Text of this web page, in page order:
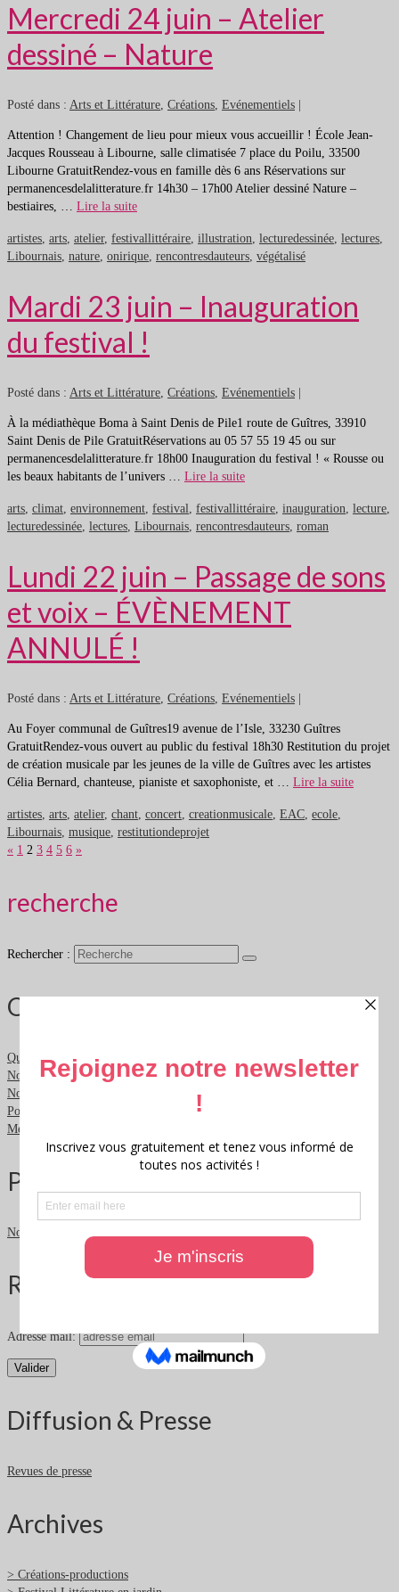
Mercredi 24 juin – Atelier
dessiné – Nature
Posté dans : Arts et Littérature Créations Evénementiels |
Attention ! Changement de lieu pour mieux vous accueillir ! École Jean-
Jacques Rousseau à Libourne, salle climatisée 7 place du Poilu, 33500
Libourne GratuitRendez-vous en famille dès 6 ans Réservations sur
permanencesdelalitterature.fr 14h30 – 17h00 Atelier dessiné Nature –
bestiaires, … Lire la suite
artistes arts atelier, festivallittéraire illustration lecturedessinée lectures
Libournais nature onirique rencontresdauteurs végétalisé
Mardi 23 juin – Inauguration
du festival !
Posté dans : Arts et Littérature Créations Evénementiels
À la médiathèque Boma à Saint Denis de Pile1 route de Guîtres, 33910
Saint Denis de Pile GratuitRéservations au 05 57 55 19 45 ou sur
permanencesdelalitterature.fr 18h00 Inauguration du festival ! « Rousse ou
les beaux habitants de l’univers … Lire la suite
arts climat environnement festival festivallittéraire inauguration lecture
lecturedessinée lectures Libournais rencontresdauteurs roman
Lundi 22 juin – Passage de sons
et voix – ÉVÈNEMENT
ANNULÉ !
Posté dans : Arts et Littérature Créations Evénementiels
Au Foyer communal de Guîtres19 avenue de l’Isle, 33230 Guîtres
GratuitRendez-vous ouvert au public du festival 18h30 Restitution du projet
de création musicale par les jeunes de la ville de Guîtres avec les artistes
Célia Bernard, chanteuse, pianiste et saxophoniste, et … Lire la suite
artistes arts atelier, chant concert creationmusicale EAC ecole
Libournais musique restitutiondeprojet
« 1 2 3 4 5 6 »
recherche
Rechercher :
Qui sommes nous ?
Qui sommes nous ?
Nous contacter
Nous soutenir
Politique de confidentialité
Mentions légales
Partenaires
Nos partenaires
Rester informé
Adresse mail:
Diffusion & Presse
Revues de presse
Archives
> Créations-productions